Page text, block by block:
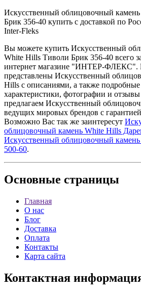
Искусственный облицовочный
Брик 356-40 купить с доставкой по
Inter-Fleks
Вы можете купить Искусственный
White Hills Тиволи Брик 356-40 всего
интернет магазине "ИНТЕР-ФЛЕКС".
представлены Искусственный
Hills с описаниями, а также подробные
характеристики, фотографии и
предлагаем Искусственный
ведущих мировых брендов с
Возможно Вас так же заинтересут
облицовочный камень White Hills
Искусственный облицовочный
500-60.
Основные страницы
Главная
О нас
Блог
Доставка
Оплата
Контакты
Карта сайта
Контактная